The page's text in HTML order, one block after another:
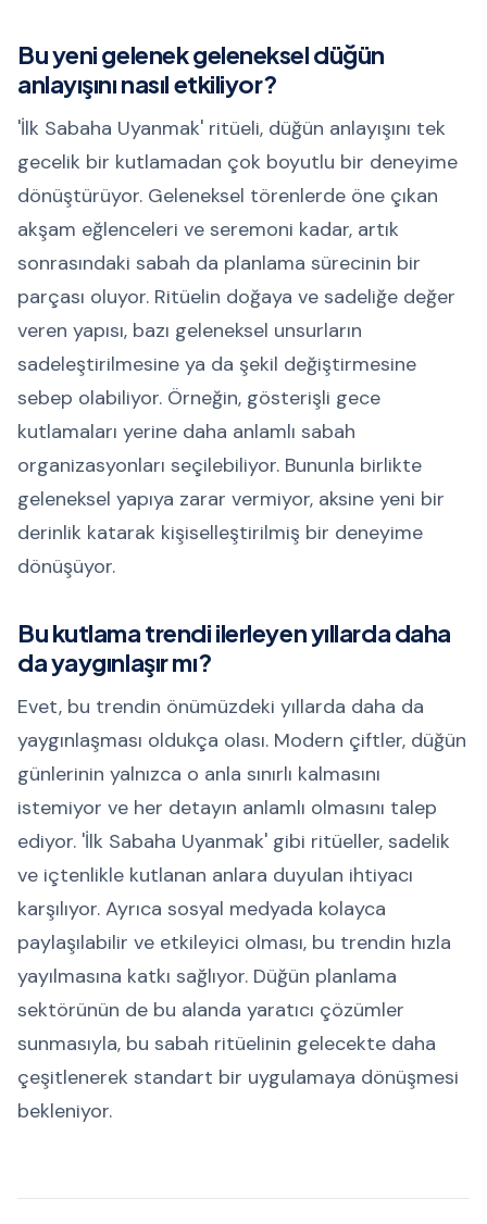
Bu yeni gelenek geleneksel düğün
anlayışını nasıl etkiliyor?
'İlk Sabaha Uyanmak' ritüeli, düğün anlayışını tek
gecelik bir kutlamadan çok boyutlu bir deneyime
dönüştürüyor. Geleneksel törenlerde öne çıkan
akşam eğlenceleri ve seremoni kadar, artık
sonrasındaki sabah da planlama sürecinin bir
parçası oluyor. Ritüelin doğaya ve sadeliğe değer
veren yapısı, bazı geleneksel unsurların
sadeleştirilmesine ya da şekil değiştirmesine
sebep olabiliyor. Örneğin, gösterişli gece
kutlamaları yerine daha anlamlı sabah
organizasyonları seçilebiliyor. Bununla birlikte
geleneksel yapıya zarar vermiyor, aksine yeni bir
derinlik katarak kişiselleştirilmiş bir deneyime
dönüşüyor.
Bu kutlama trendi ilerleyen yıllarda daha
da yaygınlaşır mı?
Evet, bu trendin önümüzdeki yıllarda daha da
yaygınlaşması oldukça olası. Modern çiftler, düğün
günlerinin yalnızca o anla sınırlı kalmasını
istemiyor ve her detayın anlamlı olmasını talep
ediyor. 'İlk Sabaha Uyanmak' gibi ritüeller, sadelik
ve içtenlikle kutlanan anlara duyulan ihtiyacı
karşılıyor. Ayrıca sosyal medyada kolayca
paylaşılabilir ve etkileyici olması, bu trendin hızla
yayılmasına katkı sağlıyor. Düğün planlama
sektörünün de bu alanda yaratıcı çözümler
sunmasıyla, bu sabah ritüelinin gelecekte daha
çeşitlenerek standart bir uygulamaya dönüşmesi
bekleniyor.